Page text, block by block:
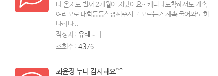
다 온지도 벌써 2개월이 지났어요~ 캐나다도착해서도 계속
여러모로 대학등등신경써주시고 모르는거 계속 물어봐도 하
나하나 ..
작성자 : 유혜리
조회수 : 4376
최윤정 누나 감사해요^^